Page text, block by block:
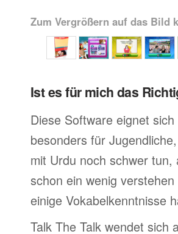
Zum Vergrößern auf das Bild
Ist es für mich das
Diese Software eignet sich
besonders für
mit Urdu noch schwer tun,
schon ein wenig verstehen
einige Vokabelkenntnisse
Talk The Talk wendet sich